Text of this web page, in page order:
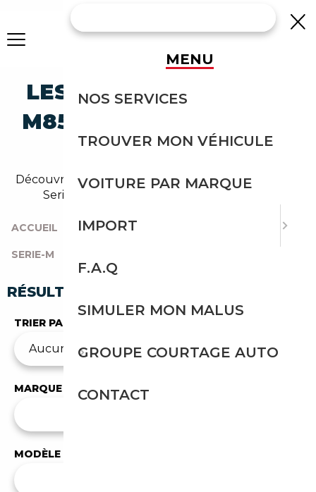
LES MEILLEURES BMW
M850 SERIE-M À MOINS
DE 90 000 €
Découvrez notre sélection de voitures Bmw M850
Serie-m pour un budget à 90 000 euros.
ACCUEIL TOUTES LES MARQUES
SERIE-M
RÉSULTATS DE VOTRE RECHERCHE
TRIER PAR
MARQUE
MODÈLE
MENU
NOS SERVICES
TROUVER MON VÉHICULE
VOITURE PAR MARQUE
IMPORT
F.A.Q
SIMULER MON MALUS
GROUPE COURTAGE AUTO
CONTACT